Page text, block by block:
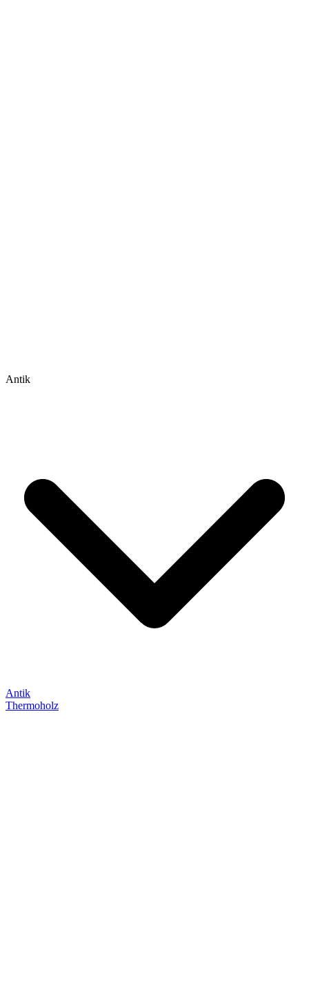
Antik
Antik
Thermoholz